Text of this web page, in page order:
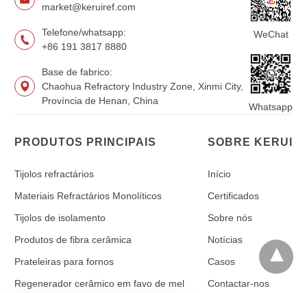
market@keruiref.com
Telefone/whatsapp:
+86 191 3817 8880
Base de fabrico:
Chaohua Refractory Industry Zone, Xinmi City,
Província de Henan, China
WeChat
Whatsapp
PRODUTOS PRINCIPAIS
Tijolos refractários
Materiais Refractários Monolíticos
Tijolos de isolamento
Produtos de fibra cerâmica
Prateleiras para fornos
Regenerador cerâmico em favo de mel
SOBRE KERUI
Início
Certificados
Sobre nós
Notícias
Casos
Contactar-nos